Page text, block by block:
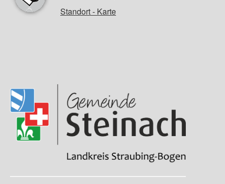
Standort - Karte